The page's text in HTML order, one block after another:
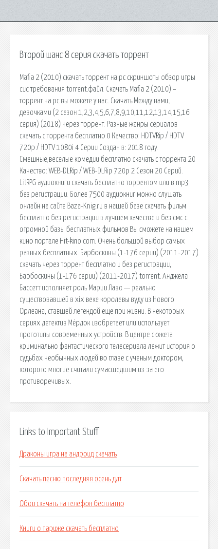
Второй шанс 8 серия скачать торрент
Mafia 2 (2010) скачать торрент на pc скриншоты обзор игры
сис требования torrent.файл. Скачать Mafia 2 (2010) –
торрент на pc вы можете у нас. Скачать Между нами,
девочками (2 сезон 1,2,3,4,5,6,7,8,9,10,11,12,13,14,15,16
серия) (2018) через торрент. Разные жанры сериалов
скачать с торрента бесплатно 0 Качество: HDTVRip / HDTV
720p / HDTV 1080i 4 Серии Создан в: 2018 году.
Смешные,веселые комедии бесплатно скачать с торрента 20
Качество: WEB-DLRip / WEB-DLRip 720p 2 Сезон 20 Серий.
LitRPG аудиокниги скачать бесплатно торрентом или в mp3
без регистрации. Более 7500 аудиокниг можно слушать
онлайн на сайте Baza-Knig.ru в нашей базе скачать фильм
бесплатно без регистрации в лучшем качестве и без смс с
огромной базы бесплатных фильмов Вы сможете на нашем
кино портале Hit-kino.com. Очень большой выбор самых
разных бесплатных. Барбоскины (1-176 серии) (2011-2017)
скачать через торрент бесплатно и без регистрации,
Барбоскины (1-176 серии) (2011-2017) torrent. Анджела
Бассетт исполняет роль Марии Лаво — реально
существовавшей в xix веке королевы вуду из Нового
Орлеана, ставшей легендой еще при жизни. В некоторых
сериях детектив Мёрдок изобретает или использует
прототипы современных устройств. В центре сюжета
криминально фантастического телесериала лежит история о
судьбах необычных людей во главе с ученым доктором,
которого многие считали сумасшедшим из-за его
противоречивых.
Links to Important Stuff
Драконы игра на андроид скачать
Скачать песню последняя осень ддт
Обои скачать на телефон бесплатно
Книги о париже скачать бесплатно